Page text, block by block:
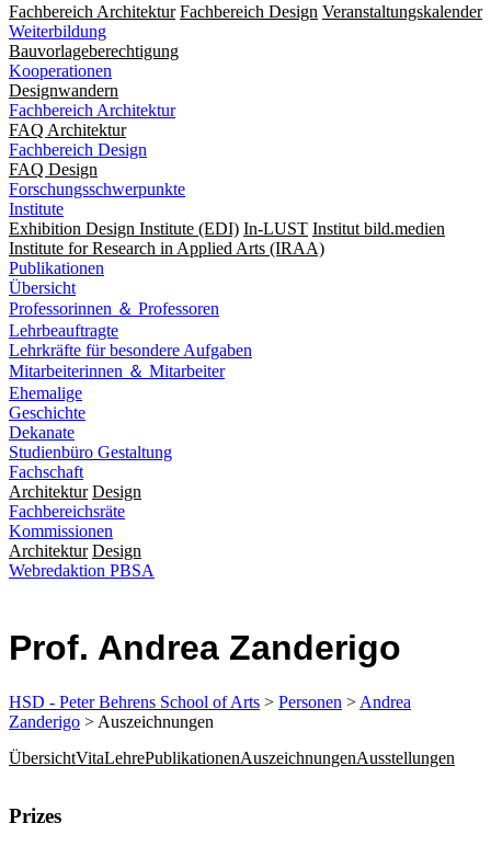
Fachbereich Architektur Fachbereich Design Veranstaltungskalender
Weiterbildung
Bauvorlageberechtigung
Kooperationen
Designwandern
Fachbereich Architektur
FAQ Architektur
Fachbereich Design
FAQ Design
Forschungsschwerpunkte
Institute
Exhibition Design Institute (EDI) In-LUST Institut bild.medien
Institute for Research in Applied Arts (IRAA)
Publikationen
Übersicht
Professorinnen ＆ Professoren
Lehrbeauftragte
Lehrkräfte für besondere Aufgaben
Mitarbeiterinnen ＆ Mitarbeiter
Ehemalige
Geschichte
Dekanate
Studienbüro Gestaltung
Fachschaft
Architektur Design
Fachbereichsräte
Kommissionen
Architektur Design
Webredaktion PBSA
Prof. Andrea Zanderigo
HSD - Peter Behrens School of Arts > Personen > Andrea
Zanderigo > Auszeichnungen
ÜbersichtVitaLehrePublikationenAuszeichnungenAusstellungen
​​​​​Prizes